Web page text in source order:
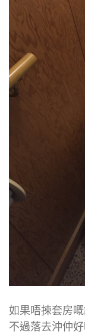
如果唔揀套房
不過落去沖仲